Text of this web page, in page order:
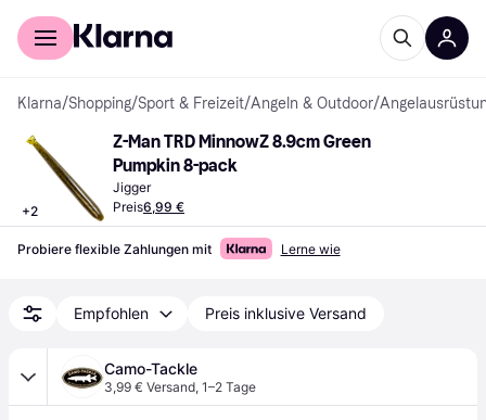
Für Shopper
Klarna/Shopping/Sport & Freizeit/Angeln & Outdoor/
+2
Z-Man TRD MinnowZ 8.9cm Green
Pumpkin 8-pack
Jigger
Preis6,99 €
Probiere flexible Zahlungen mit Lerne wie
Empfohlen Preis inklusive Versand
Camo-Tackle
3,99 € Versand, 1–2 Tage